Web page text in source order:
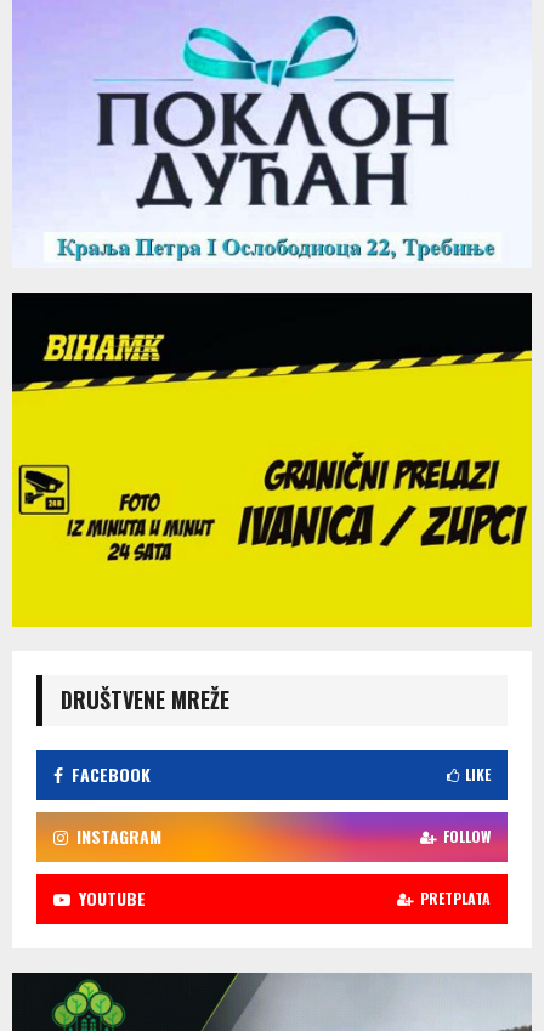
DRUŠTVENE MREŽE
FACEBOOK LIKE
INSTAGRAM FOLLOW
YOUTUBE PRETPLATA